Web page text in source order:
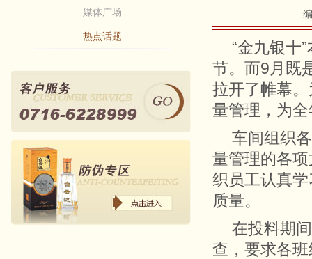
媒体广场
热点话题
“金九银十
节。而9月既
拉开了帷幕
量管理，为
车间组织
量管理的各
织员工认真
质量。
在投料期
查，要求各